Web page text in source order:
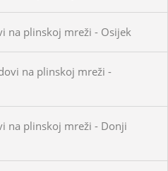
na plinskoj mreži - Osijek
na plinskoj mreži -
na plinskoj mreži - Donji